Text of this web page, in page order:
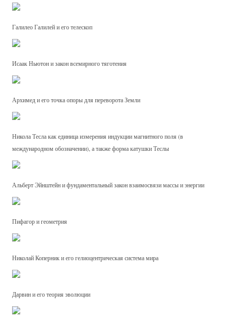
Галилео Галилей и его телескоп
Исаак Ньютон и закон всемирного тяготения
Архимед и его точка опоры для переворота Земли
Никола Тесла как единица измерения индукции магнитного поля (в
международном обозначении), а также форма катушки Теслы
Альберт Эйнштейн и фундаментальный закон взаимосвязи массы и энергии
Пифагор и геометрия
Николай Коперник и его гелиоцентрическая система мира
Дарвин и его теория эволюции